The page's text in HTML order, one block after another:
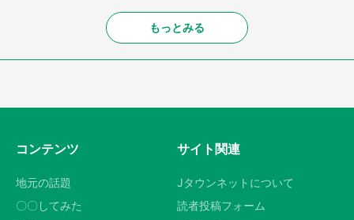
もっとみる
コンテンツ
地元の話題
〇〇してみた
サイト関連
Jタウンネットについて
読者投稿フォーム